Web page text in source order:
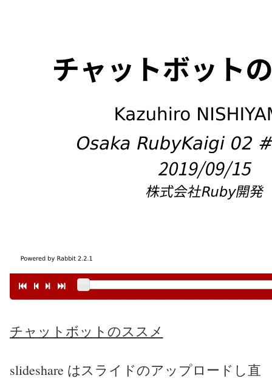
チャットボットのススメ
slideshare はスライドのアップロードし直